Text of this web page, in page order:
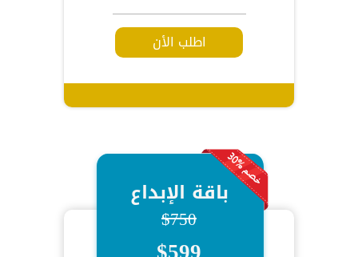
اطلب الأن
باقة الإبداع
$750